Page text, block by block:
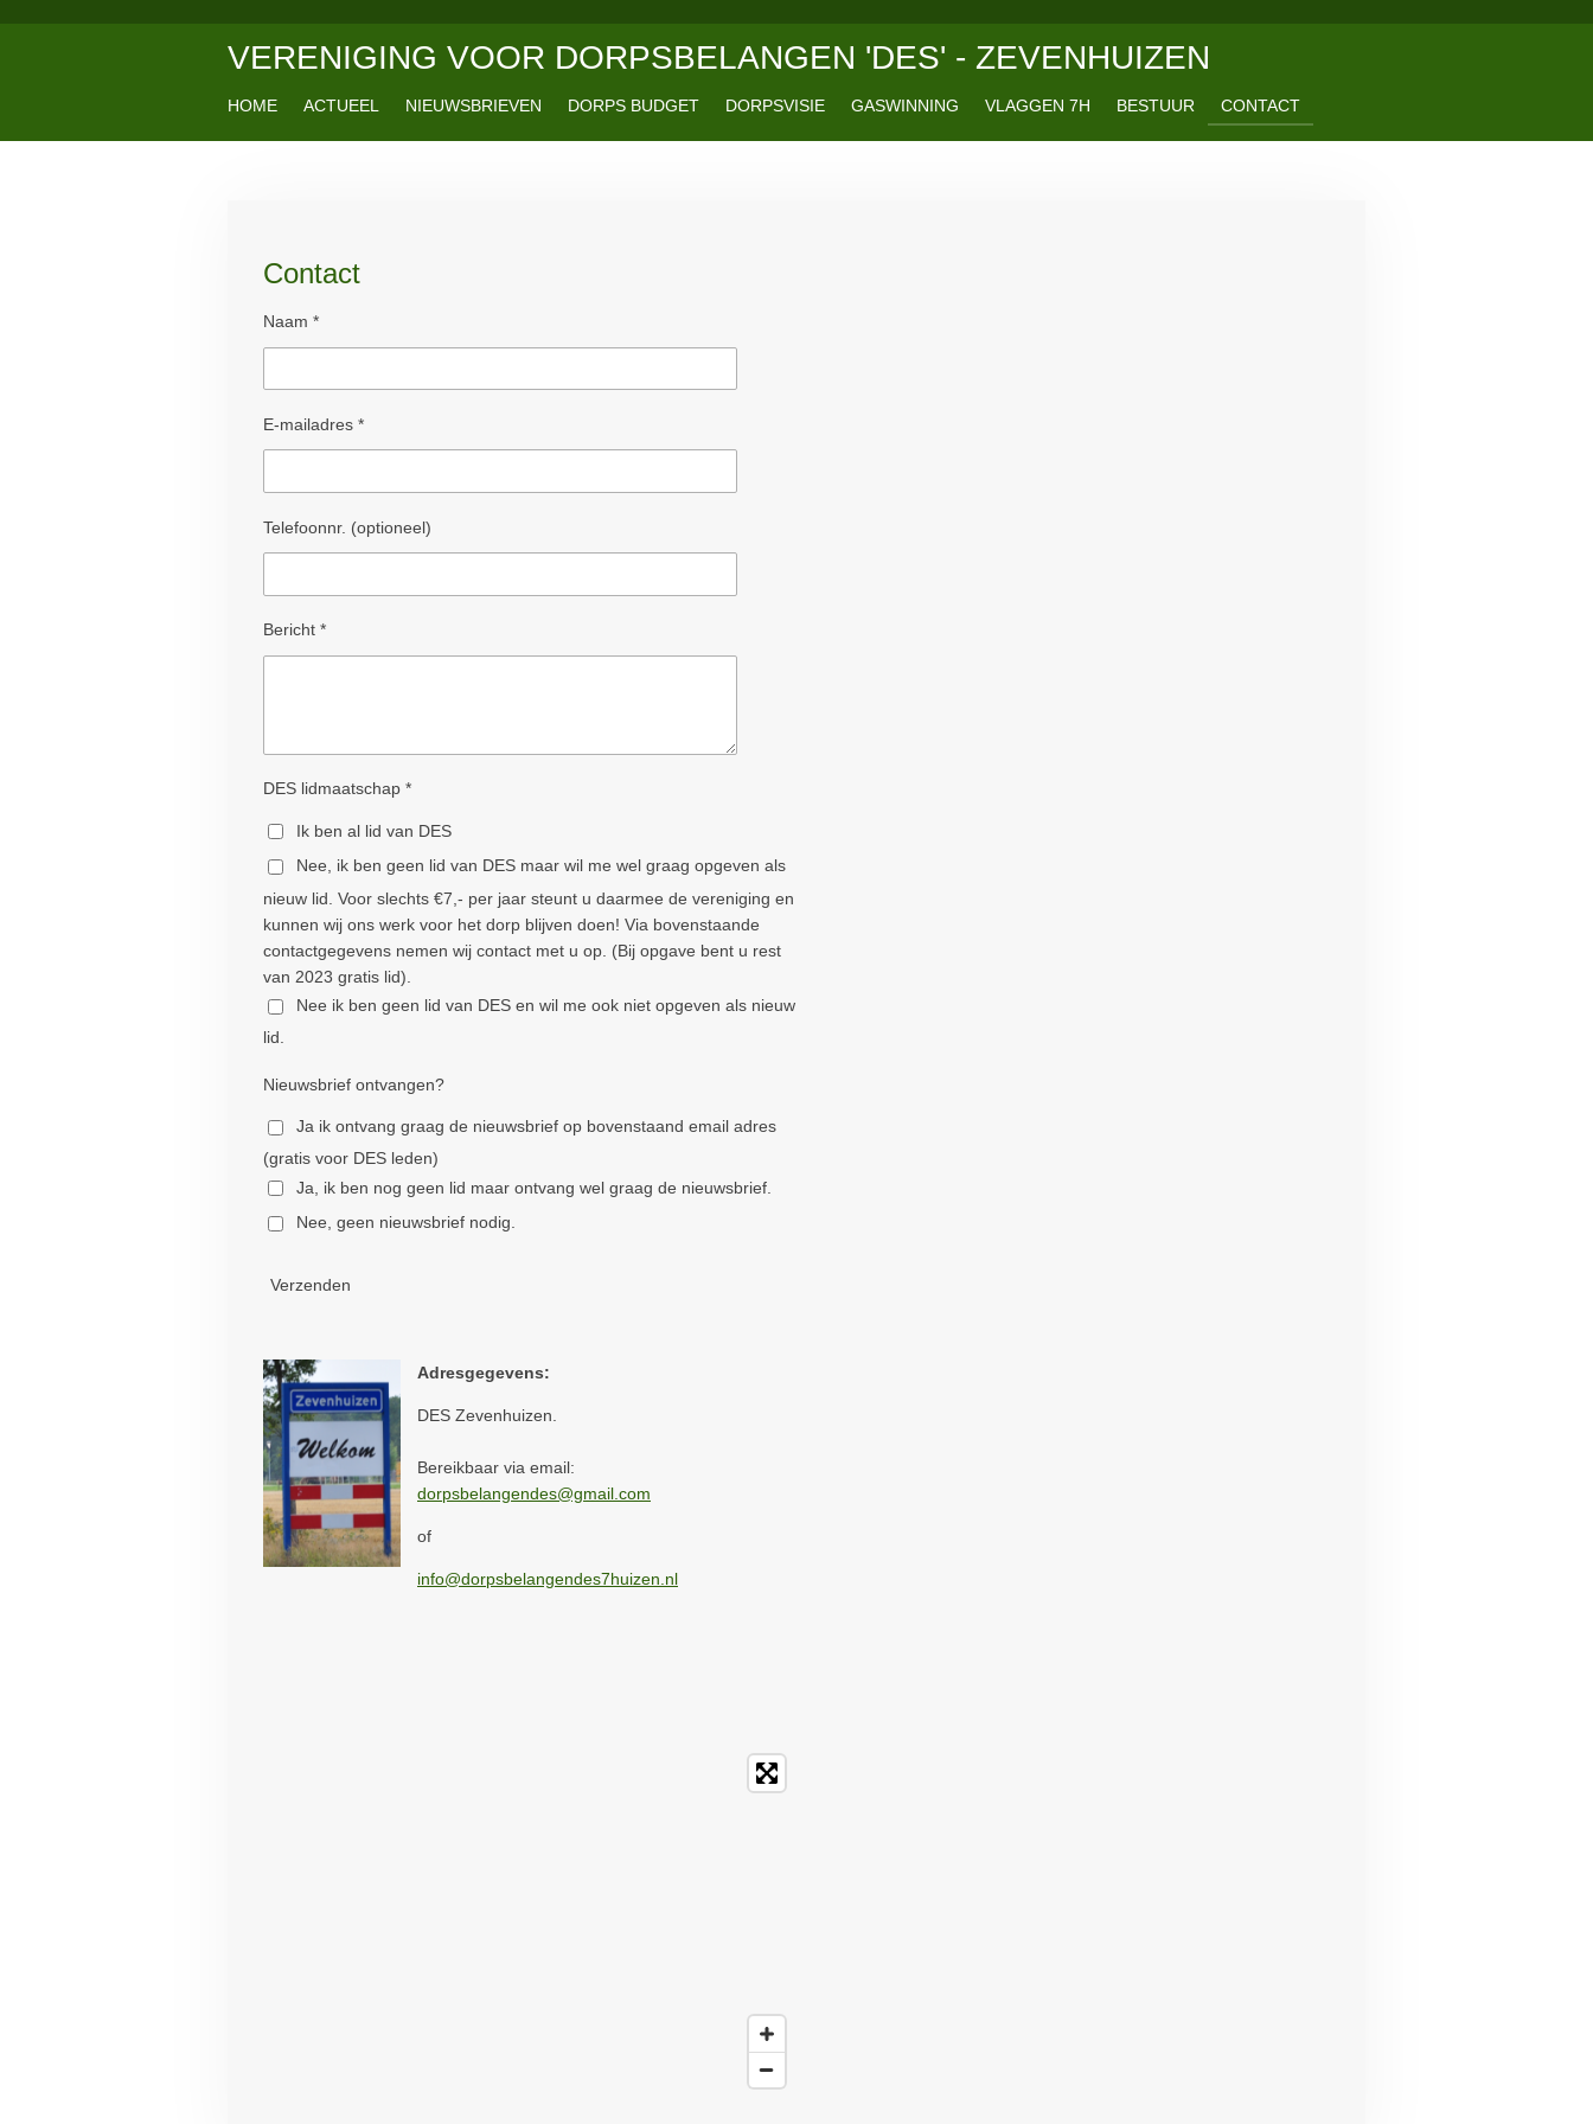
VERENIGING VOOR DORPSBELANGEN 'DES' - ZEVENHUIZEN
HOME ACTUEEL NIEUWSBRIEVEN DORPS BUDGET DORPSVISIE GASWINNING VLAGGEN 7H BESTUUR CONTACT
Contact
Naam *
E-mailadres *
Telefoonnr. (optioneel)
Bericht *
DES lidmaatschap *
Ik ben al lid van DES
Nee, ik ben geen lid van DES maar wil me wel graag opgeven als
nieuw lid. Voor slechts €7,- per jaar steunt u daarmee de vereniging en
kunnen wij ons werk voor het dorp blijven doen! Via bovenstaande
contactgegevens nemen wij contact met u op. (Bij opgave bent u rest
van 2023 gratis lid).
Nee ik ben geen lid van DES en wil me ook niet opgeven als nieuw
lid.
Nieuwsbrief ontvangen?
Ja ik ontvang graag de nieuwsbrief op bovenstaand email adres
(gratis voor DES leden)
Ja, ik ben nog geen lid maar ontvang wel graag de nieuwsbrief.
Nee, geen nieuwsbrief nodig.
Verzenden
Adresgegevens:
DES Zevenhuizen.
Bereikbaar via email:
dorpsbelangendes@gmail.com
of
info@dorpsbelangendes7huizen.nl